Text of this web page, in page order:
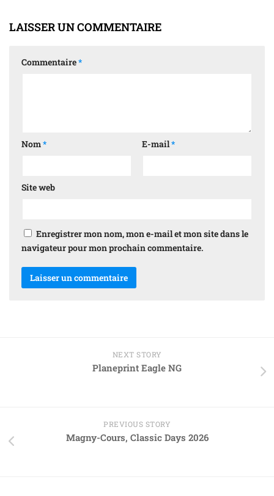
LAISSER UN COMMENTAIRE
Commentaire*
Nom* E-mail*
Site web
Enregistrer mon nom, mon e-mail et mon site dans le
navigateur pour mon prochain commentaire.
NEXT STORY
Planeprint Eagle NG
PREVIOUS STORY
Magny-Cours, Classic Days 2026